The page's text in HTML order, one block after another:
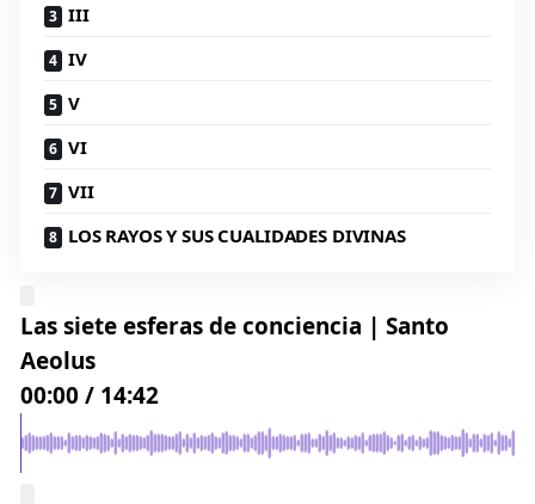
III
IV
V
VI
VII
LOS RAYOS Y SUS CUALIDADES DIVINAS
Las siete esferas de conciencia | Santo
Aeolus
00:00 / 14:42